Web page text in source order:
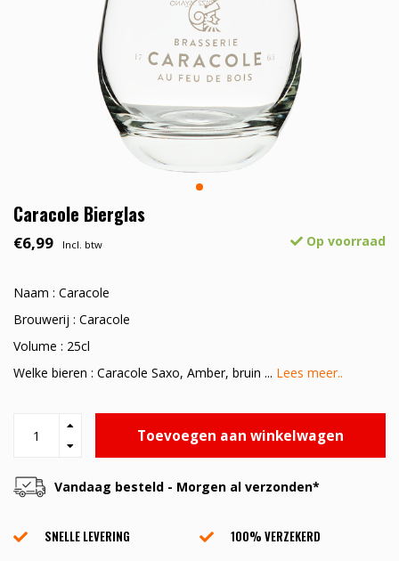
Caracole Bierglas
€6,99 Incl. btw Op voorraad
Naam : Caracole
Brouwerij : Caracole
Volume : 25cl
Welke bieren : Caracole Saxo, Amber, bruin ... Lees meer..
Toevoegen aan winkelwagen
Vandaag besteld - Morgen al verzonden*
SNELLE LEVERING
100% VERZEKERD